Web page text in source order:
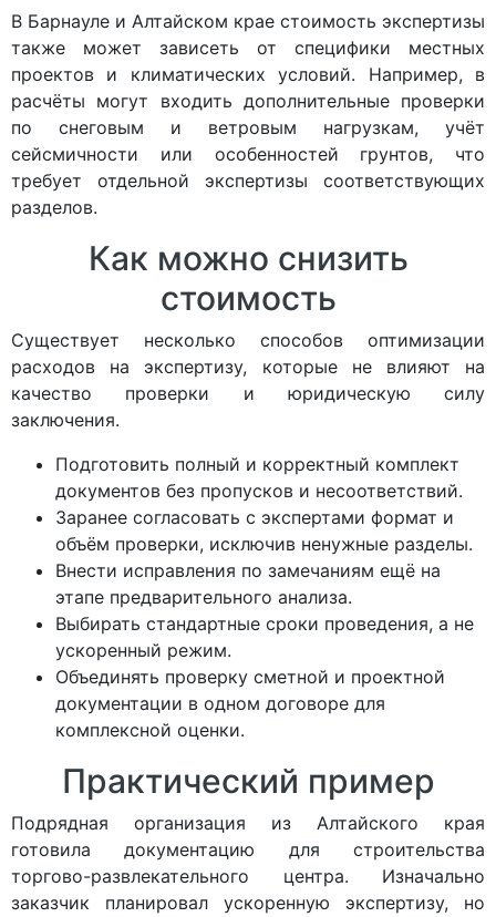
В Барнауле и Алтайском крае стоимость экспертизы
также может зависеть от специфики местных
проектов и климатических условий. Например, в
расчёты могут входить дополнительные проверки
по снеговым и ветровым нагрузкам, учёт
сейсмичности или особенностей грунтов, что
требует отдельной экспертизы соответствующих
разделов.
Как можно снизить
стоимость
Существует несколько способов оптимизации
расходов на экспертизу, которые не влияют на
качество проверки и юридическую силу
заключения.
Подготовить полный и корректный комплект
документов без пропусков и несоответствий.
Заранее согласовать с экспертами формат и
объём проверки, исключив ненужные разделы.
Внести исправления по замечаниям ещё на
этапе предварительного анализа.
Выбирать стандартные сроки проведения, а не
ускоренный режим.
Объединять проверку сметной и проектной
документации в одном договоре для
комплексной оценки.
Практический пример
Подрядная организация из Алтайского края
готовила документацию для строительства
торгово-развлекательного центра. Изначально
заказчик планировал ускоренную экспертизу, но